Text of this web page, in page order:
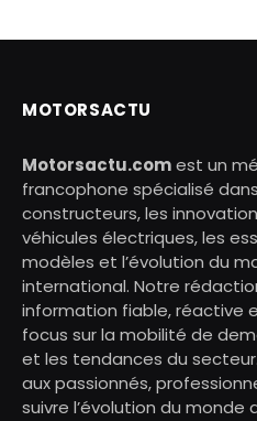
MOTORSACTU
Motorsactu.comest un
francophone spécialisé
constructeurs, les
véhicules électriques, les
modèles et l’évolution du
international. Notre
information fiable, réactive
focus sur la mobilité de
et les tendances du
aux passionnés,
suivre l’évolution du